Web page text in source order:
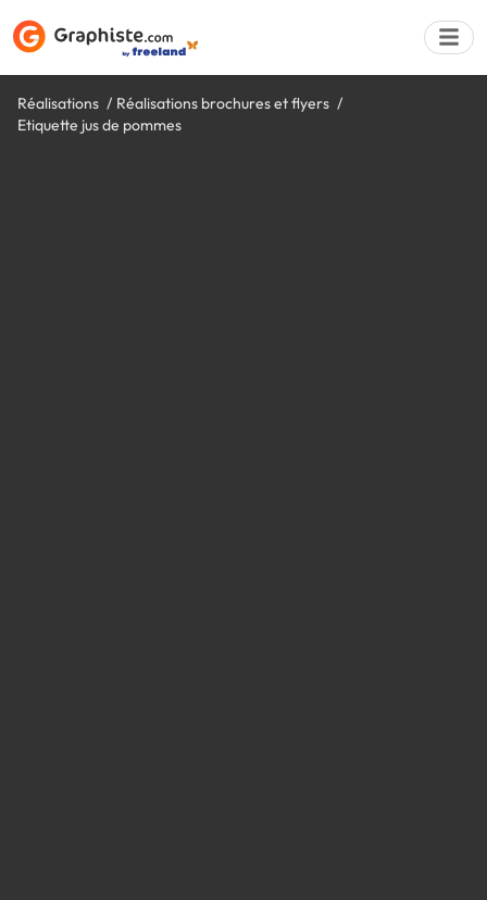
Réalisations
Réalisations brochures et flyers
Etiquette jus de pommes